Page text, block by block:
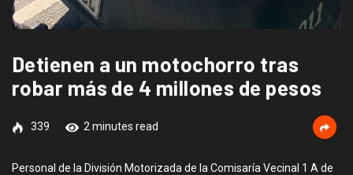
Detienen a un motochorro tras
robar más de 4 millones de pesos
339 2 minutes read
Personal de la División Motorizada de la Comisaría Vecinal 1 A de